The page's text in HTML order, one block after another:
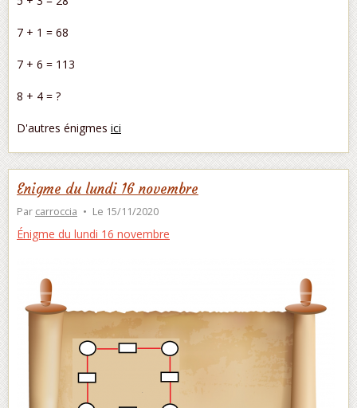
7 + 1 = 68
7 + 6 = 113
8 + 4 = ?
D'autres énigmes ici
Enigme du lundi 16 novembre
Par carroccia Le 15/11/2020
Énigme du lundi 16 novembre